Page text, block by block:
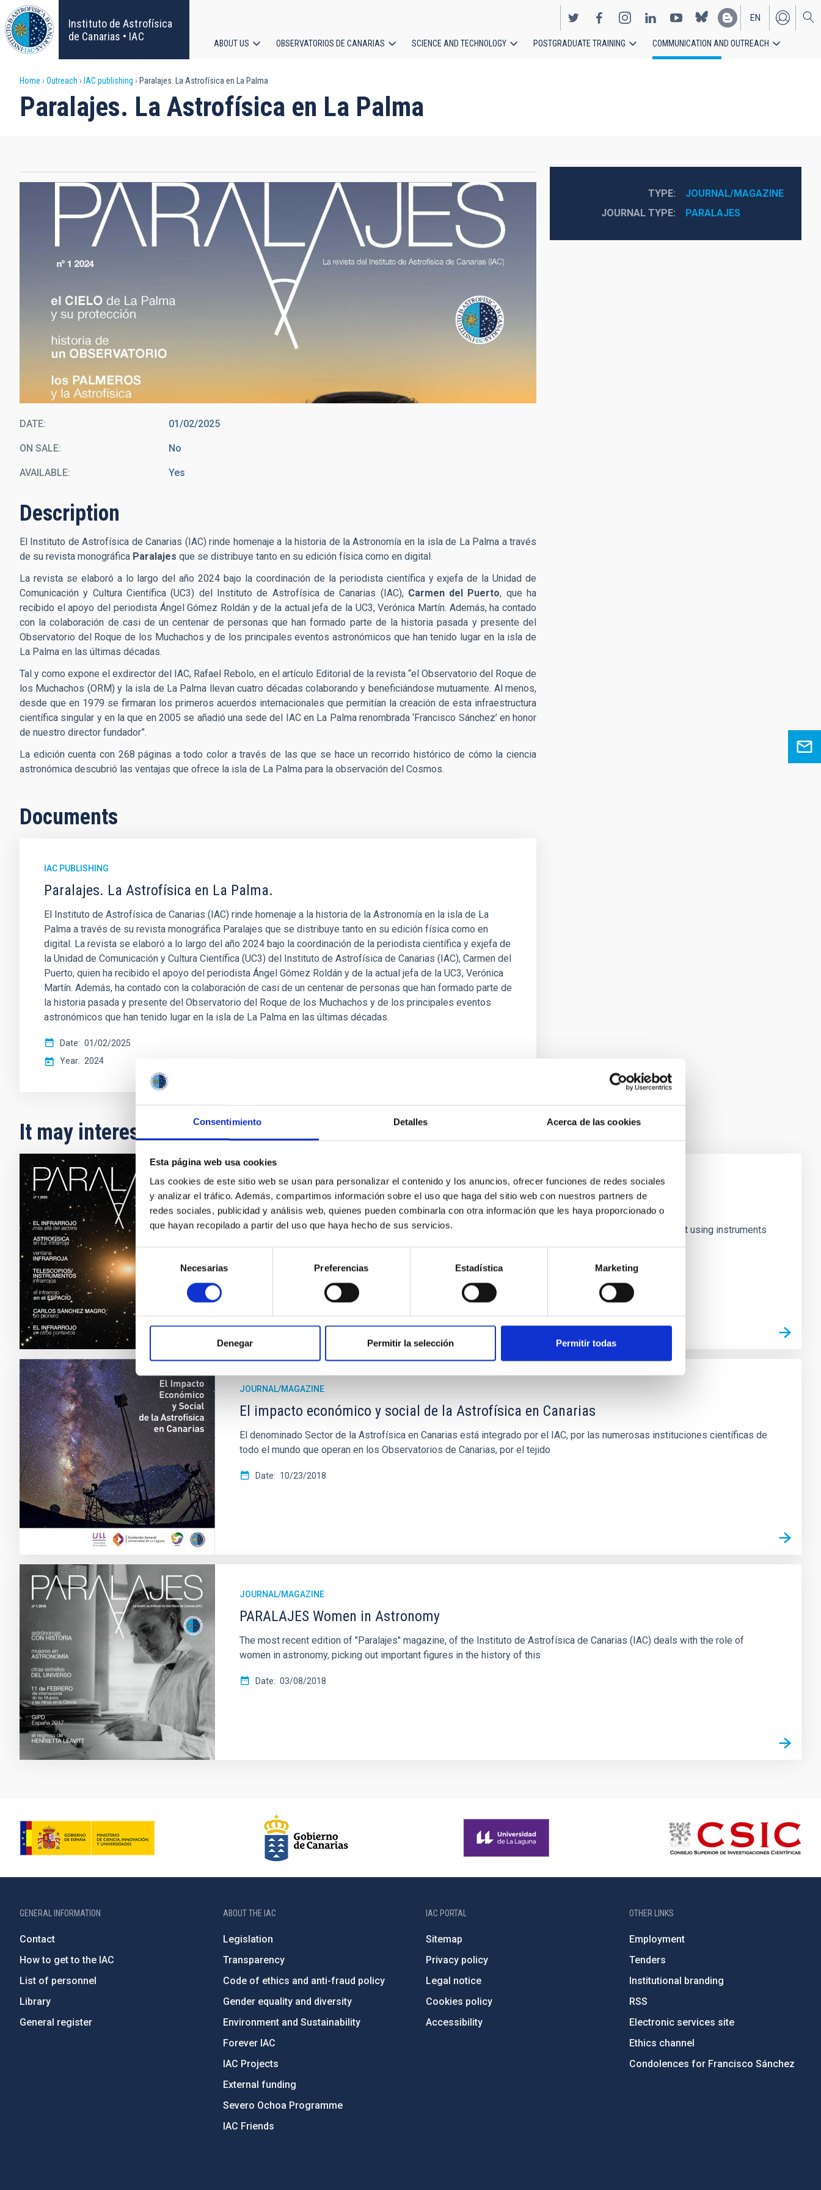
Consentimiento Detalles Acerca de las cookies
Esta página web usa cookies
Las cookies de este sitio web se usan para personalizar el contenido y los anuncios, ofrecer funciones de redes sociales
y analizar el tráfico. Además, compartimos información sobre el uso que haga del sitio web con nuestros partners de
redes sociales, publicidad y análisis web, quienes pueden combinarla con otra información que les haya proporcionado o
que hayan recopilado a partir del uso que haya hecho de sus servicios.
Selección
consentimiento
Necesarias Preferencias Estadística Marketing
Denegar Permitir la selección Permitir todas
Skip
to
main
content
Instituto de Astrofísica
de Canarias • IAC
EN
ES
navigation
ABOUT US OBSERVATORIOS DE CANARIAS SCIENCE AND TECHNOLOGY POSTGRADUATE TRAINING COMMUNICATION AND OUTREACH
Breadcrumb
Home Outreach IAC publishing Paralajes. La Astrofísica en La Palma
Paralajes. La Astrofísica en La Palma
DATE 01/02/2025
ON SALE No
AVAILABLE Yes
Description
El Instituto de Astrofísica de Canarias (IAC) rinde homenaje a la historia de la Astronomía en la isla de La Palma a través
de su revista monográfica Paralajes que se distribuye tanto en su edición física como en digital.
La revista se elaboró a lo largo del año 2024 bajo la coordinación de la periodista científica y exjefa de la Unidad de
Comunicación y Cultura Científica (UC3) del Instituto de Astrofísica de Canarias (IAC), Carmen del Puerto, que ha
recibido el apoyo del periodista Ángel Gómez Roldán y de la actual jefa de la UC3, Verónica Martín. Además, ha contado
con la colaboración de casi de un centenar de personas que han formado parte de la historia pasada y presente del
Observatorio del Roque de los Muchachos y de los principales eventos astronómicos que han tenido lugar en la isla de
La Palma en las últimas décadas.
Tal y como expone el exdirector del IAC, Rafael Rebolo, en el artículo Editorial de la revista “el Observatorio del Roque de
los Muchachos (ORM) y la isla de La Palma llevan cuatro décadas colaborando y beneficiándose mutuamente. Al menos,
desde que en 1979 se firmaran los primeros acuerdos internacionales que permitían la creación de esta infraestructura
científica singular y en la que en 2005 se añadió una sede del IAC en La Palma renombrada ‘Francisco Sánchez’ en honor
de nuestro director fundador”.
La edición cuenta con 268 páginas a todo color a través de las que se hace un recorrido histórico de cómo la ciencia
astronómica descubrió las ventajas que ofrece la isla de La Palma para la observación del Cosmos.
Documents
IAC PUBLISHING
Paralajes. La Astrofísica en La Palma.
El Instituto de Astrofísica de Canarias (IAC) rinde homenaje a la historia de la Astronomía en la isla de La
Palma a través de su revista monográfica Paralajes que se distribuye tanto en su edición física como en
digital. La revista se elaboró a lo largo del año 2024 bajo la coordinación de la periodista científica y exjefa de
la Unidad de Comunicación y Cultura Científica (UC3) del Instituto de Astrofísica de Canarias (IAC), Carmen del
Puerto, quien ha recibido el apoyo del periodista Ángel Gómez Roldán y de la actual jefa de la UC3, Verónica
Martín. Además, ha contado con la colaboración de casi de un centenar de personas que han formado parte de
la historia pasada y presente del Observatorio del Roque de los Muchachos y de los principales eventos
astronómicos que han tenido lugar en la isla de La Palma en las últimas décadas.
Date
01/02/2025
Year
2024
TYPE
JOURNAL/MAGAZINE
JOURNAL TYPE
PARALAJES
It may interest you
JOURNAL/MAGAZINE
PARALAJES Infrared
A major fraction of the energy emitted within the universe is in the infrared, but we cannot detect it except using instruments
specially developed to do this. The IAC has been aware of this since its
10/10/2023
JOURNAL/MAGAZINE
El impacto económico y social de la Astrofísica en Canarias
El denominado Sector de la Astrofísica en Canarias está integrado por el IAC, por las numerosas instituciones científicas de
todo el mundo que operan en los Observatorios de Canarias, por el tejido
Date 10/23/2018
JOURNAL/MAGAZINE
PARALAJES Women in Astronomy
The most recent edition of "Paralajes" magazine, of the Instituto de Astrofísica de Canarias (IAC) deals with the role of
women in astronomy, picking out important figures in the history of this
Date 03/08/2018
GENERAL INFORMATION
Contact
How to get to the IAC
List of personnel
Library
General register
ABOUT THE IAC
Legislation
Transparency
Code of ethics and anti-fraud policy
Gender equality and diversity
Environment and Sustainability
Forever IAC
IAC Projects
External funding
Severo Ochoa Programme
IAC Friends
IAC PORTAL
Sitemap
Privacy policy
Legal notice
Cookies policy
Accessibility
OTHER LINKS
Employment
Tenders
Institutional branding
RSS
Electronic services site
Ethics channel
Condolences for Francisco Sánchez